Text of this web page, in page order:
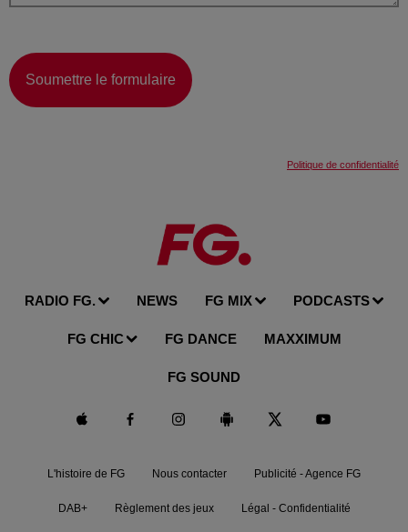
Soumettre le formulaire
Politique de confidentialité
RADIO FG. NEWS FG MIX PODCASTS
FG CHIC FG DANCE MAXXIMUM
FG SOUND
L'histoire de FG Nous contacter Publicité - Agence FG
DAB+ Règlement des jeux Légal - Confidentialité